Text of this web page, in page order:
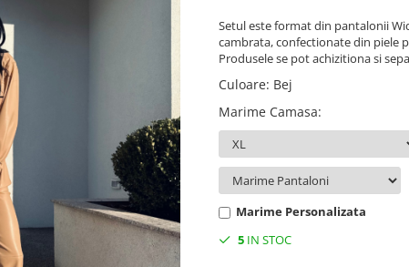
Setul este format din pantalonii
cambrata, confectionate din piele
Produsele se pot achizitiona si
Culoare: Bej
Marime Camasa:
Marime Personalizata
5 IN STOC